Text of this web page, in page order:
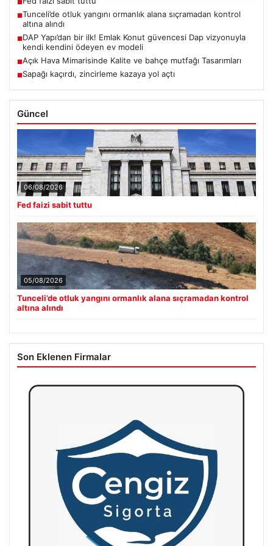
■
■Tunceli’de otluk yangını ormanlık alana sıçramadan kontrol
altına alındı
■DAP Yapı’dan bir ilk! Emlak Konut güvencesi Dap vizyonuyla
kendi kendini ödeyen ev modeli
■Açık Hava Mimarisinde Kalite ve bahçe mutfağı Tasarımları
■Sapağı kaçırdı, zincirleme kazaya yol açtı
Güncel
06/08/2026
Fed faizi sabit tuttu
05/08/2026
Tunceli’de otluk yangını ormanlık alana sıçramadan kontrol
altına alındı
Son Eklenen Firmalar